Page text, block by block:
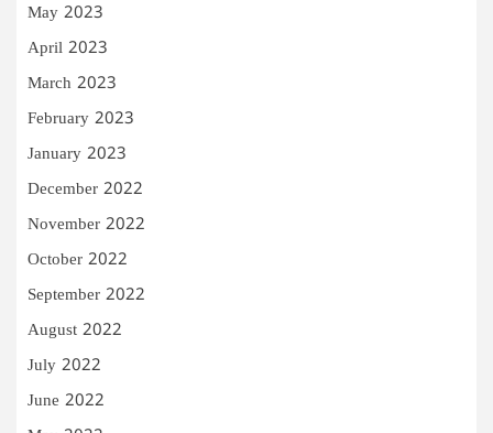
May 2023
April 2023
March 2023
February 2023
January 2023
December 2022
November 2022
October 2022
September 2022
August 2022
July 2022
June 2022